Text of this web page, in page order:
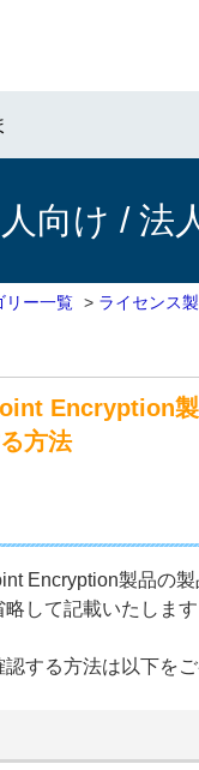
向け / 法
リー一覧 > ライセンス
Encryption
方法
Encryption製品の
して記載いたしま
する方法は以下を